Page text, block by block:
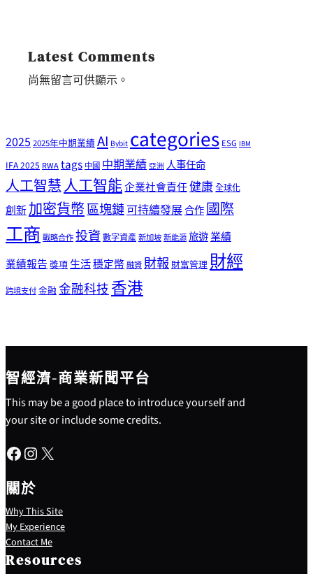
Latest Comments
尚無留言可供顯示。
2025 2025年中期業績AI Bybitcategories ESG IBM
IFA 2025 RWAtags 中國 中期業績 亞洲 人事任命
人工智慧人工智能企業社會責任健康全球化
創新加密貨幣區塊鏈可持續發展合作國際
工商 戰略合作投資數字資產新加坡新能源旅遊業績
業績報告 獎項生活穩定幣融資 財報 財富管理 財經
跨境支付金融 金融科技 香港
智經濟-商業新聞平台
This may be a good place to introduce yourself and
your site or include some credits.
Facebook Instagram X
關於
Why This Site
My Experience
Contact Me
Resources